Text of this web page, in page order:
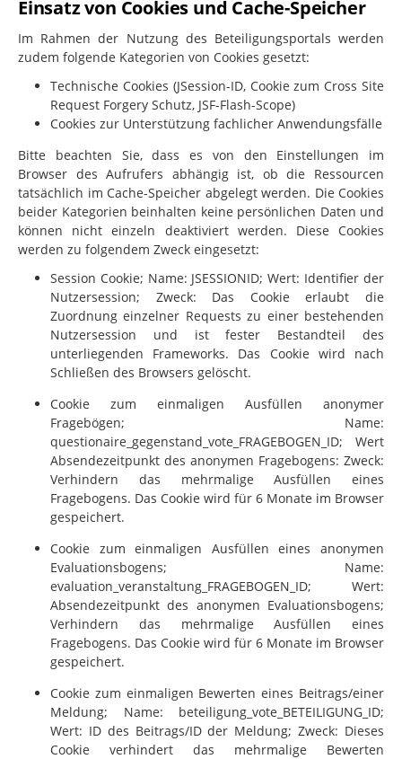
Einsatz von Cookies und Cache-Speicher
Im Rahmen der Nutzung des Beteiligungsportals werden
zudem folgende Kategorien von Cookies gesetzt:
Technische Cookies (JSession-ID, Cookie zum Cross Site
Request Forgery Schutz, JSF-Flash-Scope)
Cookies zur Unterstützung fachlicher Anwendungsfälle
Bitte beachten Sie, dass es von den Einstellungen im
Browser des Aufrufers abhängig ist, ob die Ressourcen
tatsächlich im Cache-Speicher abgelegt werden. Die Cookies
beider Kategorien beinhalten keine persönlichen Daten und
können nicht einzeln deaktiviert werden. Diese Cookies
werden zu folgendem Zweck eingesetzt:
Session Cookie; Name: JSESSIONID; Wert: Identifier der
Nutzersession; Zweck: Das Cookie erlaubt die
Zuordnung einzelner Requests zu einer bestehenden
Nutzersession und ist fester Bestandteil des
unterliegenden Frameworks. Das Cookie wird nach
Schließen des Browsers gelöscht.
Cookie zum einmaligen Ausfüllen anonymer
Fragebögen; Name:
questionaire_gegenstand_vote_FRAGEBOGEN_ID; Wert
Absendezeitpunkt des anonymen Fragebogens: Zweck:
Verhindern das mehrmalige Ausfüllen eines
Fragebogens. Das Cookie wird für 6 Monate im Browser
gespeichert.
Cookie zum einmaligen Ausfüllen eines anonymen
Evaluationsbogens; Name:
evaluation_veranstaltung_FRAGEBOGEN_ID; Wert:
Absendezeitpunkt des anonymen Evaluationsbogens;
Verhindern das mehrmalige Ausfüllen eines
Fragebogens. Das Cookie wird für 6 Monate im Browser
gespeichert.
Cookie zum einmaligen Bewerten eines Beitrags/einer
Meldung; Name: beteiligung_vote_BETEILIGUNG_ID;
Wert: ID des Beitrags/ID der Meldung; Zweck: Dieses
Cookie verhindert das mehrmalige Bewerten